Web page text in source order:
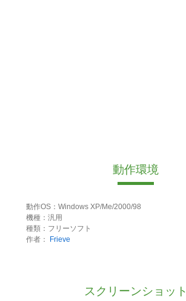
動作環境
動作OS：Windows XP/Me/2000/98
機種：汎用
種類：フリーソフト
作者：
Frieve
スクリーンショット